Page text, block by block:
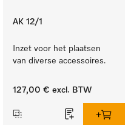
AK 12/1
Inzet voor het plaatsen
van diverse accessoires.
127,00 € excl. BTW